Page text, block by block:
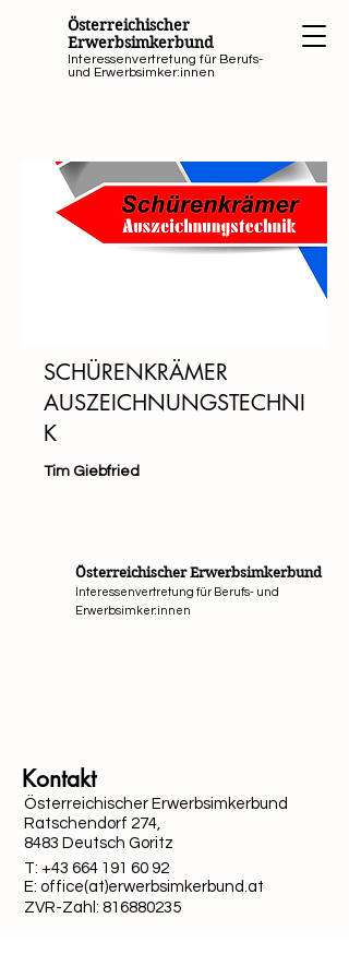
Österreichischer
Erwerbsimkerbund
Interessenvertretung für Berufs-
und Erwerbsimker:innen
SCHÜRENKRÄMER
AUSZEICHNUNGSTECHNI
K
Tim Giebfried
Österreichischer Erwerbsimkerbund
Interessenvertretung für Berufs- und
Erwerbsimker:innen
Kontakt
Österreichischer Erwerbsimkerbund
Ratschendorf 274,
8483 Deutsch Goritz
T: +43 664 191 60 92
E: office(at)erwerbsimkerbund.at
ZVR-Zahl: 816880235